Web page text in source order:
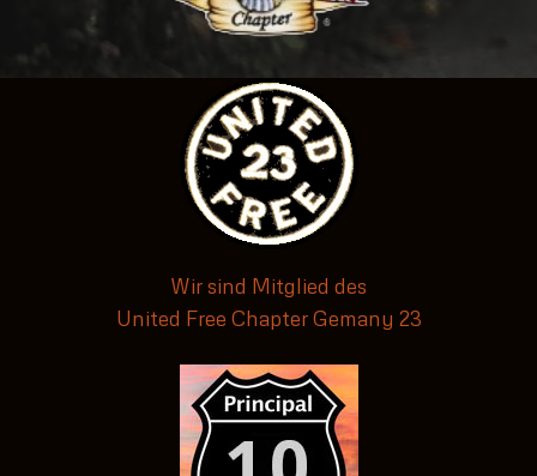
Wir sind Mitglied des
United Free Chapter Gemany 23